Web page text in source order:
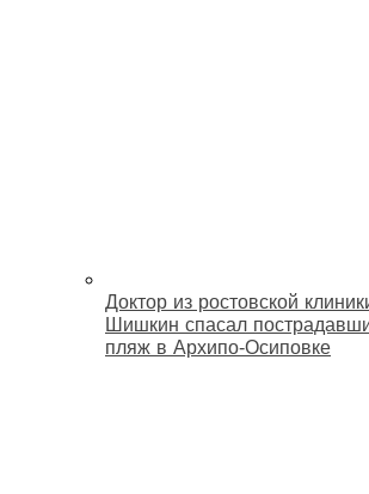
Доктор из ростовской
Шишкин спасал
пляж в Архипо‑Осиповке